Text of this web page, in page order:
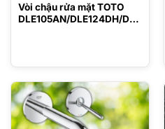
Vòi chậu rửa mặt TOTO
DLE105AN/DLE124DH/DN